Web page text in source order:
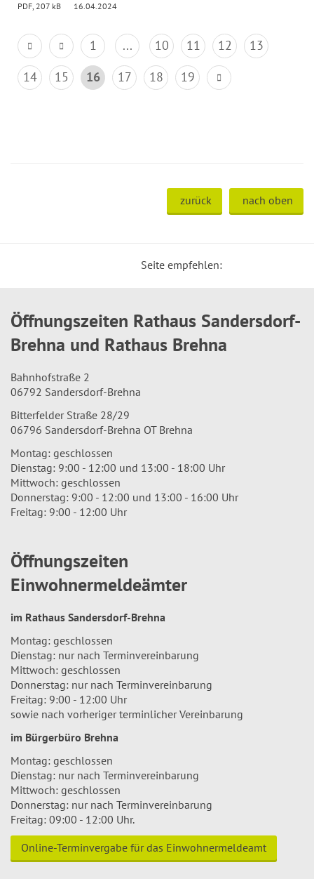
PDF, 207 kB 16.04.2024
1 ... 10 11 12
13
14
15 16 17 18 19
zurück nach oben
Seite empfehlen:
Öffnungszeiten Rathaus Sandersdorf-
Brehna und Rathaus Brehna
Bahnhofstraße 2
06792 Sandersdorf-Brehna
Bitterfelder Straße 28/29
06796 Sandersdorf-Brehna OT Brehna
Montag: geschlossen
Dienstag: 9:00 - 12:00 und 13:00 - 18:00 Uhr
Mittwoch: geschlossen
Donnerstag: 9:00 - 12:00 und 13:00 - 16:00 Uhr
Freitag: 9:00 - 12:00 Uhr
Öffnungszeiten
Einwohnermeldeämter
im Rathaus Sandersdorf-Brehna
Montag: geschlossen
Dienstag: nur nach Terminvereinbarung
Mittwoch: geschlossen
Donnerstag: nur nach Terminvereinbarung
Freitag: 9:00 - 12:00 Uhr
sowie nach vorheriger terminlicher Vereinbarung
im Bürgerbüro Brehna
Montag: geschlossen
Dienstag: nur nach Terminvereinbarung
Mittwoch: geschlossen
Donnerstag: nur nach Terminvereinbarung
Freitag: 09:00 - 12:00 Uhr.
Online-Terminvergabe für das Einwohnermeldeamt